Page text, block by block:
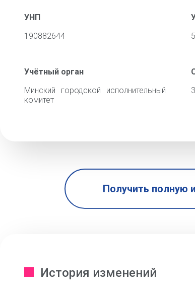
УНП
190882644
Учётный орган
Минский городской исполнительный
комитет
Получить полную
История изменений